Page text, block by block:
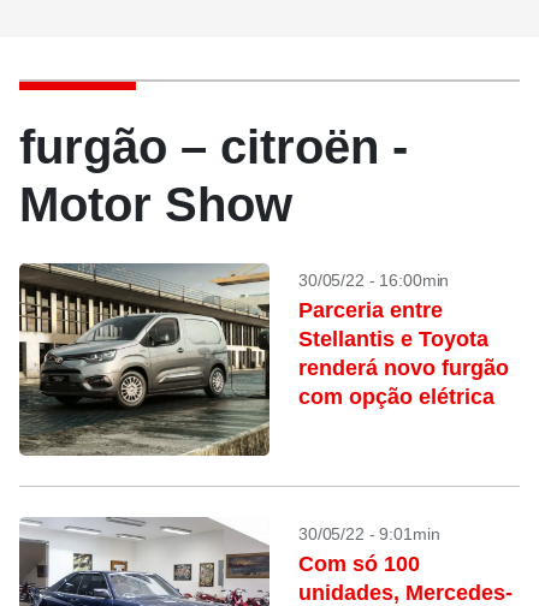
furgão – citroën -
Motor Show
30/05/22 - 16:00min
Parceria entre
Stellantis e Toyota
renderá novo furgão
com opção elétrica
30/05/22 - 9:01min
Com só 100
unidades, Mercedes-